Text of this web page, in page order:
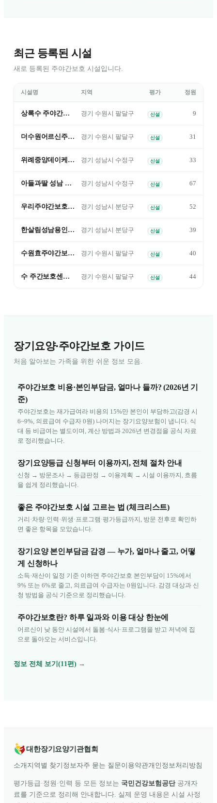
최근 등록된 시설
새로 등록된 주야간보호 시설입니다.
시설명 지역 평가 정원
상록수 주야간보호센터 경기 수원시 팔달구 신설 9
더수원어르신주간보호 행궁점 경기 수원시 팔달구 신설 31
위례중앙데이케어센터 경기 성남시 수정구 신설 33
아들과딸 성남 주간보호센터 경기 성남시 수정구 신설 67
우리주야간보호센터 경기 성남시 분당구 신설 52
한살림성남용인 주간돌봄센터 분당점 경기 성남시 분당구 신설 39
수원효주야간보호센터 경기 수원시 팔달구 신설 40
수 주간보호센터 팔달점 경기 수원시 팔달구 신설 44
장기요양·주야간보호 가이드
처음 알아보는 가족을 위한 쉬운 정보 모음.
주야간보호 비용·본인부담금, 얼마나 들까? (2026년 기
준)
주야간보호는 재가급여라 비용의 15%만 본인이 부담하고(감경 시
6~9%, 의료급여 수급자 0원) 나머지는 장기요양보험이 냅니다. 식
대 등 비급여는 별도이며, 계산 방법과 2026년 변경점을 공식 자료
로 정리했습니다.
장기요양등급 신청부터 이용까지, 전체 절차 안내
신청 → 방문조사 → 등급판정 → 이용계획 → 시설 이용까지, 흐름
을 쉽게 정리했습니다.
좋은 주야간보호 시설 고르는 법 (체크리스트)
거리·차량·인력·위생·프로그램·평가등급까지, 방문 전후로 확인하
면 좋은 항목을 모았습니다.
장기요양 본인부담금 감경 — 누가, 얼마나 줄고, 어떻
게 신청하나
소득·재산이 일정 기준 이하면 주야간보호 본인부담이 15%에서
9% 또는 6%로 줄고, 의료급여 수급자는 0원입니다. 감경 대상과 신
청 방법을 공식 기준으로 정리했습니다.
주야간보호란? 하루 일과와 이용 대상 한눈에
어르신이 낮 동안 시설에서 돌봄·식사·프로그램을 받고 저녁에 집
으로 돌아오는 서비스입니다.
정보 전체 보기(11편) →
대한장기요양기관협회
소개 지역별 찾기 정보자주 묻는 질문이용약관개인정보처리방침
평가등급·정원·인력 등 모든 정보는 국민건강보험공단공개자
료를 기준으로 정리해 안내합니다. 실제 운영 내용은 시설 사정